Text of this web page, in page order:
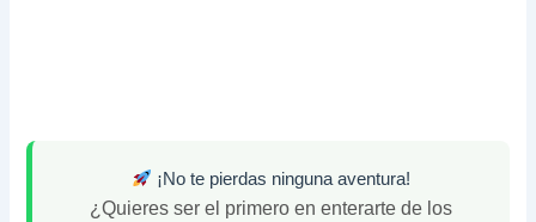
¡No te pierdas ninguna aventura!
¿Quieres ser el primero en enterarte de los